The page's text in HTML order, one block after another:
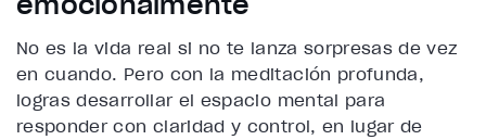
No es la vida real si no te lanza sorpresas de vez
en cuando. Pero con la meditación profunda,
logras desarrollar el espacio mental para
responder con claridad y control, en lugar de